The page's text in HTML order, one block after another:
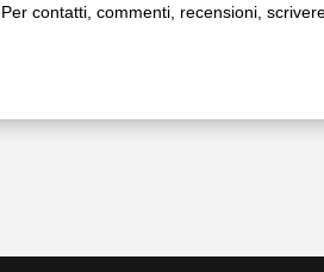
Per contatti, commenti, recensioni,